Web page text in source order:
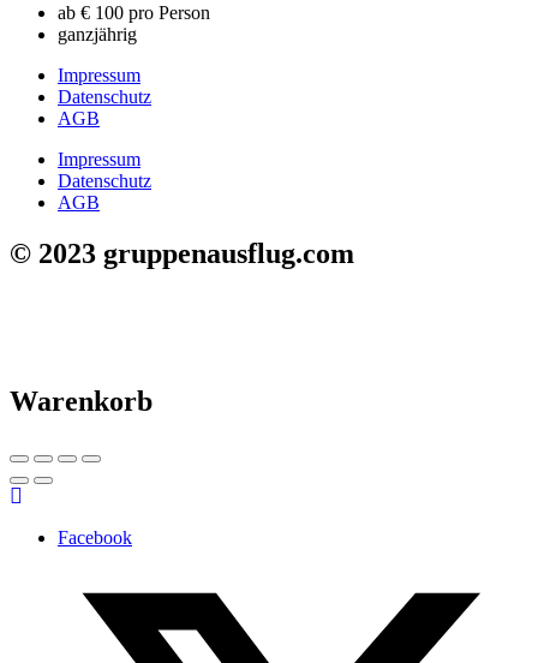
ab € 100 pro Person
ganzjährig
Impressum
Datenschutz
AGB
Impressum
Datenschutz
AGB
© 2023 gruppenausflug.com
Warenkorb
Facebook